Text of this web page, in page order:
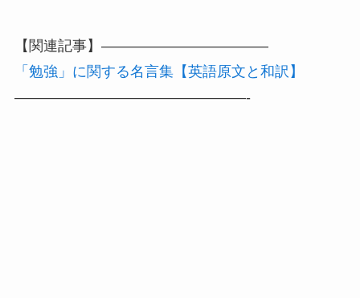
【関連記事】———————————–
「勉強」に関する名言集【英語原文と和訳】
————————————————-